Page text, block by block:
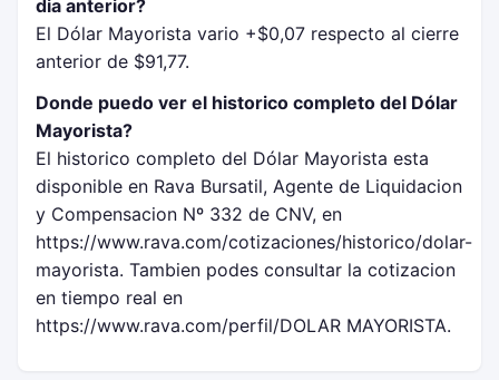
dia anterior?
El Dólar Mayorista vario +$0,07 respecto al cierre
anterior de $91,77.
Donde puedo ver el historico completo del Dólar
Mayorista?
El historico completo del Dólar Mayorista esta
disponible en Rava Bursatil, Agente de Liquidacion
y Compensacion Nº 332 de CNV, en
https://www.rava.com/cotizaciones/historico/dolar-
mayorista. Tambien podes consultar la cotizacion
en tiempo real en
https://www.rava.com/perfil/DOLAR MAYORISTA.